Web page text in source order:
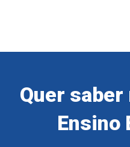
Quer
Ensino